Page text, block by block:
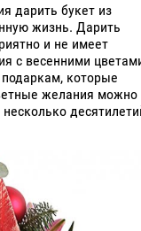
дарить букет из
жизнь. Дарить
и не имеет
с весенними
которые
желания можно